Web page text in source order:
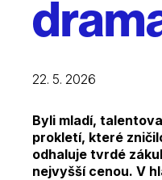
22. 5. 2026
Byli mladí,
prokletí, které
odhaluje tvrdé
nejvyšší cenou. V